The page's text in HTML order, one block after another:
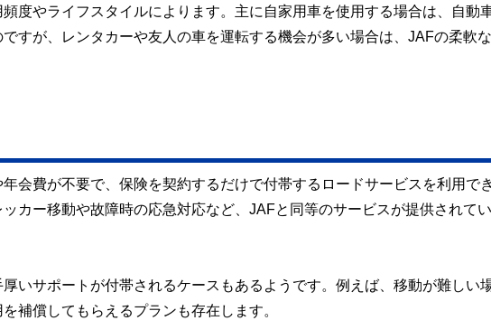
度やライフスタイルによります。主に自家用車を使用する場合は、自動
すが、レンタカーや友人の車を運転する機会が多い場合は、JAFの柔軟
会費が不要で、保険を契約するだけで付帯するロードサービスを利用で
カー移動や故障時の応急対応など、JAFと同等のサービスが提供されてい
いサポートが付帯されるケースもあるようです。例えば、移動が難しい
補償してもらえるプランも存在します。